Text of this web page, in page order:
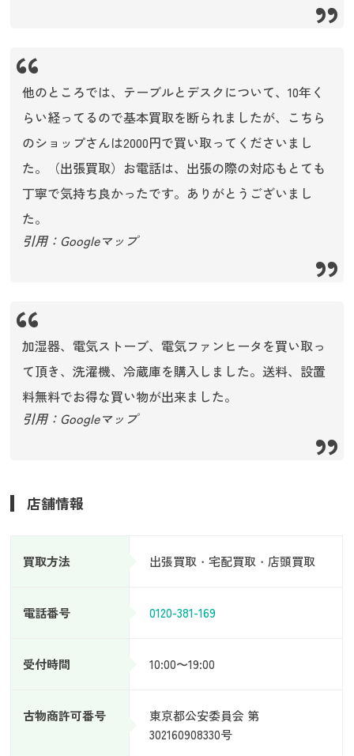
他のところでは、テーブルとデスクについて、10年く
らい経ってるので基本買取を断られましたが、こちら
のショップさんは2000円で買い取ってくださいまし
た。（出張買取）お電話は、出張の際の対応もとても
丁寧で気持ち良かったです。ありがとうございまし
た。
引用：Googleマップ
加湿器、電気ストーブ、電気ファンヒータを買い取っ
て頂き、洗濯機、冷蔵庫を購入しました。送料、設置
料無料でお得な買い物が出来ました。
引用：Googleマップ
店舗情報
買取方法 出張買取・宅配買取・店頭買取
電話番号 0120-381-169
受付時間 10:00〜19:00
古物商許可番号
東京都公安委員会 第
302160908330号